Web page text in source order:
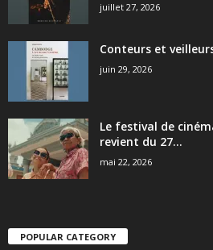
juillet 27, 2026
Conteurs et
juin 29, 2026
Le festival de
revient du 27...
mai 22, 2026
POPULAR CATEGORY